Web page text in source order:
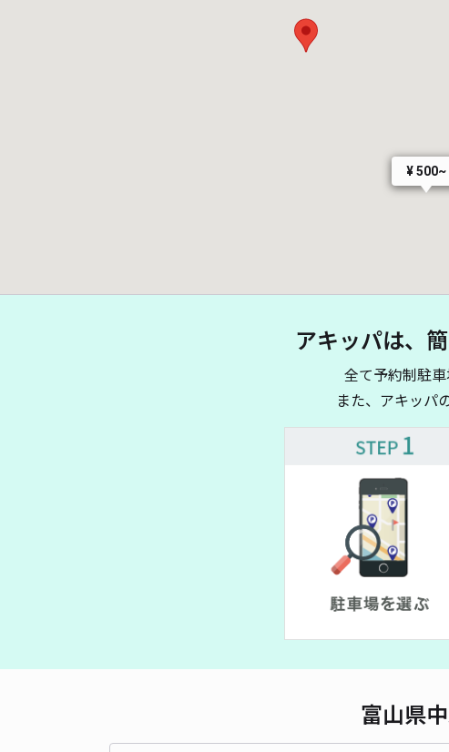
¥ 500~
アキッパは、
全て予約制駐
また、アキッパ
富山県